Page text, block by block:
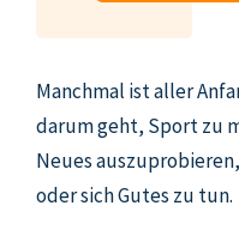
Manchmal ist aller
darum geht, Sport zu
Neues
oder sich Gutes zu tun.